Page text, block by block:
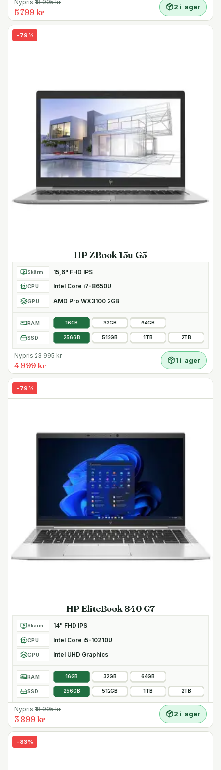
Nypris 18 995kr
5 799 kr
2 i lager
- 79 %
HP ZBook 15u G5
Skärm 15,6" FHD IPS
CPU Intel Core i7-8650U
GPU AMD Pro WX3100 2GB
RAM 16GB 32GB 64GB
SSD 256GB 512GB 1TB 2TB
Nypris 23 995kr
4 999 kr
1 i lager
- 79 %
HP EliteBook 840 G7
Skärm 14" FHD IPS
CPU Intel Core i5-10210U
GPU Intel UHD Graphics
RAM 16GB 32GB 64GB
SSD 256GB 512GB 1TB 2TB
Nypris 18 995kr
3 899 kr
2 i lager
- 83%